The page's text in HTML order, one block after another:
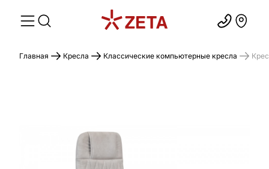
Главная Кресла Классические компьютерные кресла